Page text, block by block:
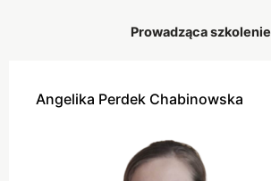
Prowadząca szkolenie
Angelika Perdek Chabinowska